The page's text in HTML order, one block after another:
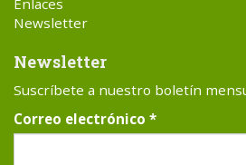
Newsletter
Newsletter
Suscríbete a nuestro boletín
Correo electrónico *